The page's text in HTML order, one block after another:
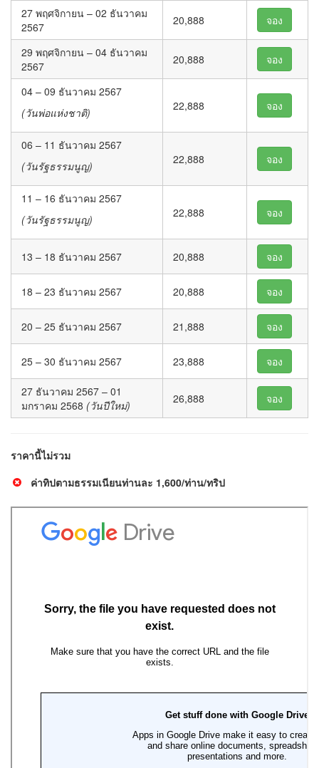
27 พฤศจิกายน – 02 ธันวาคม
2567
20,888 จอง
29 พฤศจิกายน – 04 ธันวาคม
2567
20,888 จอง
04 – 09 ธันวาคม 2567
(วันพ่อแห่งชาติ)
22,888 จอง
06 – 11 ธันวาคม 2567
(วันรัฐธรรมนูญ)
22,888 จอง
11 – 16 ธันวาคม 2567
(วันรัฐธรรมนูญ)
22,888 จอง
13 – 18 ธันวาคม 2567 20,888 จอง
18 – 23 ธันวาคม 2567 20,888 จอง
20 – 25 ธันวาคม 2567 21,888 จอง
25 – 30 ธันวาคม 2567 23,888 จอง
27 ธันวาคม 2567 – 01
มกราคม 2568 (วันปีใหม่) 26,888 จอง
ราคานี้ไม่รวม
ค่าทิปตามธรรมเนียนท่านละ 1,600/ท่าน/ทริป